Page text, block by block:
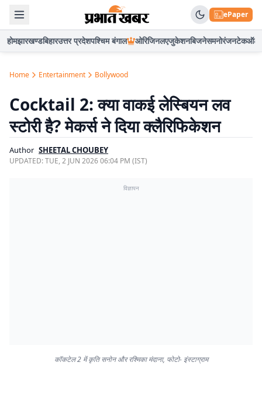
ePaper
होमझारखण्डबिहारउत्तर प्रदेशपश्चिम बंगाल ओरिजिनलएजुकेशनबिजनेसमनोरंजनटेकऑटो
Home Entertainment Bollywood
Cocktail 2: क्या वाकई लेस्बियन लव
स्टोरी है? मेकर्स ने दिया क्लैरिफिकेशन
Author SHEETAL CHOUBEY
UPDATED:TUE, 2 JUN 2026 06:04 PM (IST)
विज्ञापन
कॉकटेल 2 में कृति सनोन और रश्मिका मंदाना, फोटो- इंस्टाग्राम